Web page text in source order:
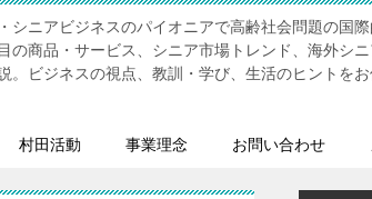
シニアビジネスのパイオニアで高齢社会問題の国
の商品・サービス、シニア市場トレンド、海外シ
。ビジネスの視点、教訓・学び、生活のヒントをお
村田活動 事業理念 お問い合わせ